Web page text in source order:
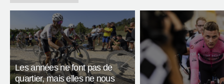
Les années ne font pas de
quartier, mais elles ne nous